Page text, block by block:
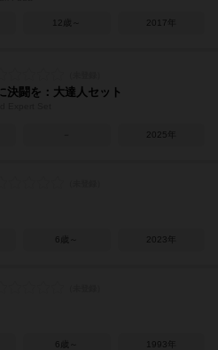
12歳～ 2017年
決闘を：大達人セット
2025年
6歳～ 2023年
6歳～ 1993年